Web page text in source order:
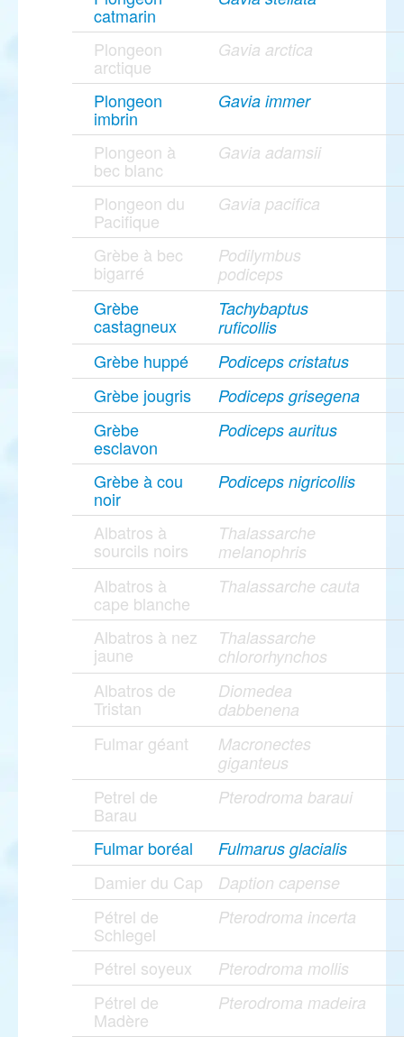
catmarin
Plongeon
arctique
Gavia arctica
Plongeon
imbrin
Gavia immer
Plongeon à
bec blanc
Gavia adamsii
Plongeon du
Pacifique
Gavia pacifica
Grèbe à bec
bigarré
Podilymbus
podiceps
Grèbe
castagneux
Tachybaptus
ruficollis
Grèbe huppé Podiceps cristatus
Grèbe jougris Podiceps grisegena
Grèbe
esclavon
Podiceps auritus
Grèbe à cou
noir
Podiceps nigricollis
Albatros à
sourcils noirs
Thalassarche
melanophris
Albatros à
cape blanche
Thalassarche cauta
Albatros à nez
jaune
Thalassarche
chlororhynchos
Albatros de
Tristan
Diomedea
dabbenena
Fulmar géant
Macronectes
giganteus
Petrel de
Barau
Pterodroma baraui
Fulmar boréal Fulmarus glacialis
Damier du Cap Daption capense
Pétrel de
Schlegel
Pterodroma incerta
Pétrel soyeux Pterodroma mollis
Pétrel de
Madère
Pterodroma madeira